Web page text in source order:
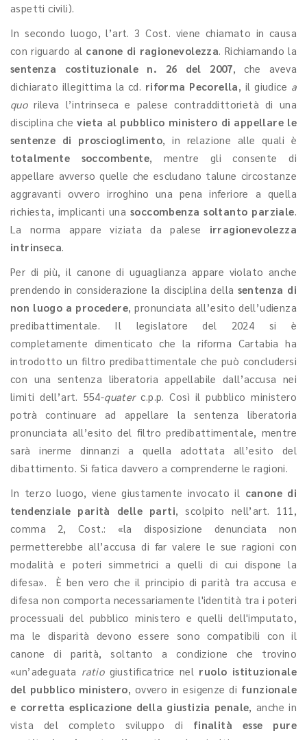
aspetti civili).
In secondo luogo, l’art. 3 Cost. viene chiamato in causa
con riguardo al canone di ragionevolezza . Richiamando la
sentenza costituzionale n. 26 del 2007 , che aveva
dichiarato illegittima la cd. riforma Pecorella , il giudice a
quorileva l’intrinseca e palese contraddittorietà di una
disciplina chevieta al pubblico ministero di appellare le
sentenze di proscioglimento , in relazione alle quali è
totalmente soccombente, mentre gli consente di
appellare avverso quelle che escludano talune circostanze
aggravanti ovvero irroghino una pena inferiore a quella
richiesta, implicanti una soccombenza soltanto parziale
La norma appare viziata da palese irragionevolezza
intrinseca
Per di più, il canone di uguaglianza appare violato anche
prendendo in considerazione la disciplina della sentenza di
non luogo a procedere , pronunciata all’esito dell’udienza
predibattimentale. Il legislatore del 2024 si è
completamente dimenticato che la riforma Cartabia ha
introdotto un filtro predibattimentale che può concludersi
con una sentenza liberatoria appellabile dall’accusa nei
limiti dell’art. 554-quaterc.p.p. Così il pubblico ministero
potrà continuare ad appellare la sentenza liberatoria
pronunciata all’esito del filtro predibattimentale, mentre
sarà inerme dinnanzi a quella adottata all’esito del
dibattimento. Si fatica davvero a comprenderne le ragioni.
In terzo luogo, viene giustamente invocato il canone di
tendenziale parità delle parti , scolpito nell’art. 111,
comma 2, Cost.:
«la disposizione denunciata non
permetterebbe all’accusa di far valere le sue ragioni con
modalità e poteri simmetrici a quelli di cui dispone la
difesa». È ben vero che il principio di parità tra accusa e
difesa non comporta necessariamente l'identità tra i poteri
processuali del pubblico ministero e quelli dell'imputato,
ma le disparità devono essere sono compatibili con il
canone di parità, soltanto a condizione che trovino
«un’adeguata ratiogiustificatrice nel ruolo istituzionale
del pubblico ministero , ovvero in esigenze di funzionale
e corretta esplicazione della giustizia penale , anche in
vista del completo sviluppo di finalità esse pure